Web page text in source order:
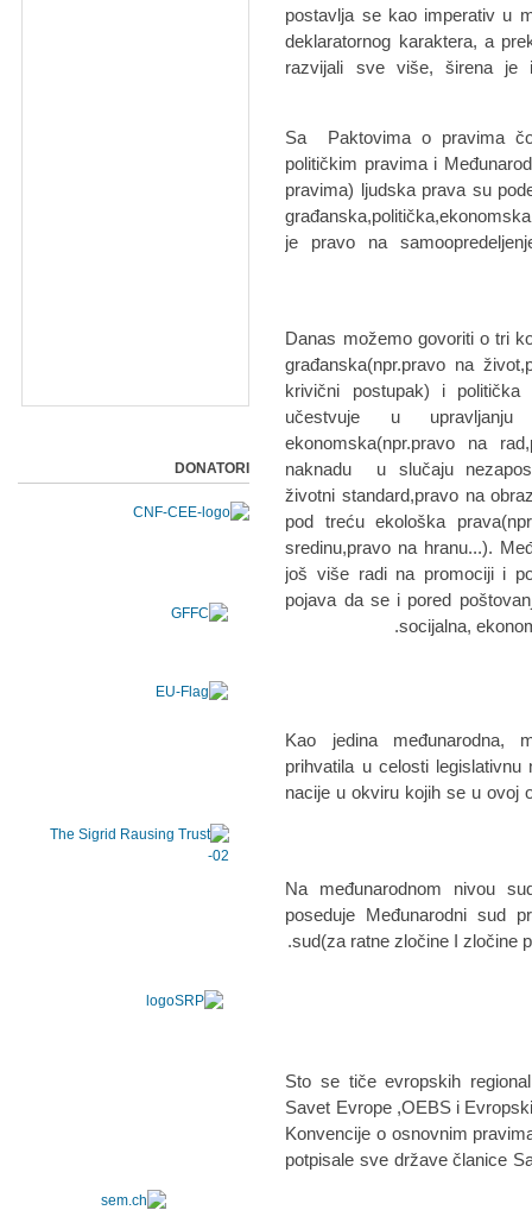
postavlja se kao imperativ u
deklaratornog karaktera, a
razvijali sve više, širena je
Sa Paktovima o pravima
političkim pravima i
pravima) ljudska prava su
je pravo na
Danas možemo govoriti o tri
građanska(npr.pravo na
krivični postupak) i politička
učestvuje u
ekonomska(npr.pravo na
naknadu u slučaju
životni standard,pravo na
pod treću ekološka
sredinu,pravo na hranu...).
još više radi na promociji i
pojava da se i pored
socijalna,
Kao jedina međunarodna,
prihvatila u celosti
nacije u okviru kojih se u ovoj
Na međunarodnom nivou
poseduje Međunarodni sud
sud(za ratne zločine I zločine
Sto se tiče evropskih
Savet Evrope ,OEBS i
Konvencije o osnovnim
potpisale sve države članice
DONATORI